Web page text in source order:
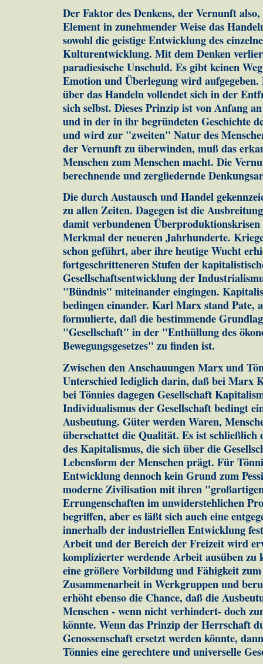
Der Faktor des Denkens, der Vernunft
Element in zunehmender Weise das
sowohl die geistige Entwicklung des
Kulturentwicklung. Mit dem Denken
paradiesische Unschuld. Es gibt keinen
Emotion und Überlegung wird aufgegeben.
über das Handeln vollendet sich in der
sich selbst. Dieses Prinzip ist von Anfang
und in der in ihr begründeten Geschichte
und wird zur "zweiten" Natur des
der Vernunft zu überwinden, muß das
Menschen zum Menschen macht. Die
berechnende und zergliedernde
Die durch Austausch und Handel
zu allen Zeiten. Dagegen ist die
damit verbundenen
Merkmal der neueren Jahrhunderte.
schon geführt, aber ihre heutige Wucht
fortgeschritteneren Stufen der
Gesellschaftsentwicklung der
"Bündnis" miteinander eingingen.
bedingen einander. Karl Marx stand Pate,
formulierte, daß die bestimmende
"Gesellschaft" in der "Enthüllung des
Bewegungsgesetzes" zu finden ist.
Zwischen den Anschauungen Marx und
Unterschied lediglich darin, daß bei Marx
bei Tönnies dagegen Gesellschaft
Individualismus der Gesellschaft bedingt
Ausbeutung. Güter werden Waren,
überschattet die Qualität. Es ist
des Kapitalismus, die sich über die
Lebensform der Menschen prägt. Für
Entwicklung dennoch kein Grund zum
moderne Zivilisation mit ihren
Errungenschaften im unwiderstehlichen
begriffen, aber es läßt sich auch eine
innerhalb der industriellen Entwicklung
Arbeit und der Bereich der Freizeit wird
komplizierter werdende Arbeit ausüben zu
eine größere Vorbildung und Fähigkeit
Zusammenarbeit in Werkgruppen und
erhöht ebenso die Chance, daß die
Menschen - wenn nicht verhindert- doch
könnte. Wenn das Prinzip der Herrschaft
Genossenschaft ersetzt werden könnte,
Tönnies eine gerechtere und universelle